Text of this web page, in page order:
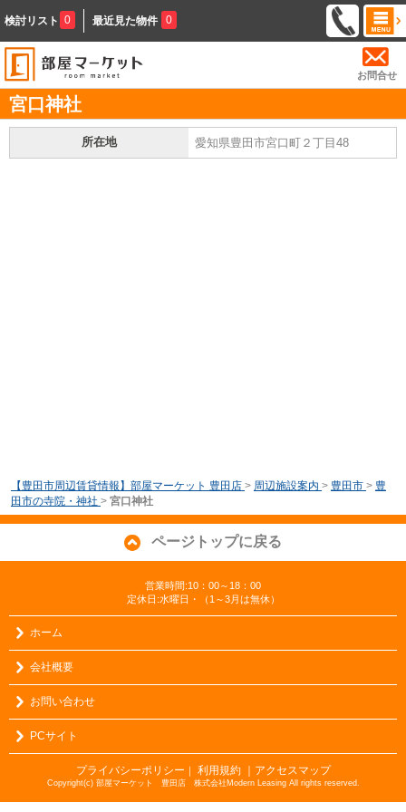
検討リスト 0 最近見た物件 0
お問合せ
宮口神社
所在地 愛知県豊田市宮口町２丁目48
【豊田市周辺賃貸情報】部屋マーケット 豊田店 > 周辺施設案内 > 豊田市 > 豊
田市の寺院・神社 > 宮口神社
ページトップに戻る
営業時間:10：00～18：00
定休日:水曜日・（1～3月は無休）
ホーム
会社概要
お問い合わせ
PCサイト
プライバシーポリシー ｜ 利用規約 ｜アクセスマップ
Copyright(c) 部屋マーケット 豊田店 株式会社Modern Leasing All rights reserved.